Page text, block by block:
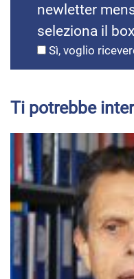
newletter
seleziona il
Sì, voglio
Ti potrebbe